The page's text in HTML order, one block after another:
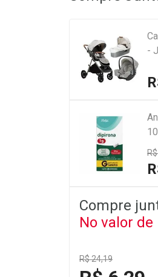
-
Compre
No valor de
R$ 24,19